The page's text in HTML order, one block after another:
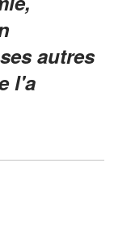
autres
l'a